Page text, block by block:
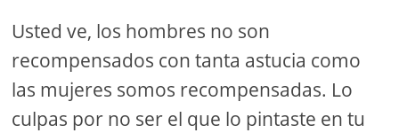
Usted ve, los hombres no son
recompensados ​​con tanta astucia como
las mujeres somos recompensadas. Lo
culpas por no ser el que lo pintaste en tu